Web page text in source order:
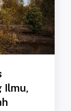
Ilmu,